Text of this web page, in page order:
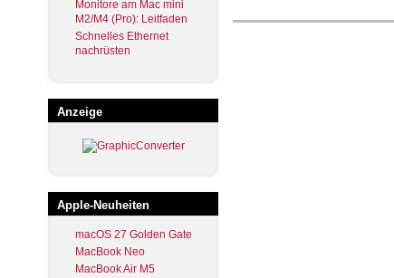
Monitore am Mac mini
M2/M4 (Pro): Leitfaden
Schnelles Ethernet
nachrüsten
Anzeige
Apple-Neuheiten
macOS 27 Golden Gate
MacBook Neo
MacBook Air M5